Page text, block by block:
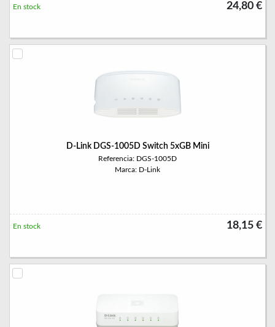
24,80 €
En stock
D-Link DGS-1005D Switch 5xGB Mini
Referencia: DGS-1005D
Marca: D-Link
18,15 €
En stock